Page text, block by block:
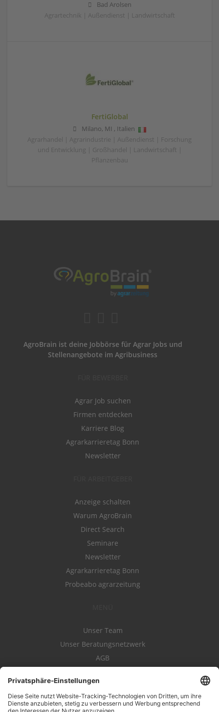
Bad Arolsen
Agrartechnik | Außendienst | Landwirtschaft
FertiGlobal
Milano, MI , Italien
Agrarhandel | Agrarindustrie | Außendienst | Forschung
und Entwicklung | Großhandel | Landwirtschaft |
Pflanzenbau
AgroBrain ist deine Jobbörse für Agrar Jobs und
Stellenangebote im Agribusiness
Agrar Job suchen
Firmen entdecken
Karriere Blog
Agrarkarrieretag Bonn
Newsletter
Anzeige schalten
Warum AgroBrain
Direct Search
Seminare
Newsletter
Agrarkarrieretag Bonn
Probeabo agrarzeitung
Unser Team
Unser Beratungsnetzwerk
AGB
Datenschutz
Impressum